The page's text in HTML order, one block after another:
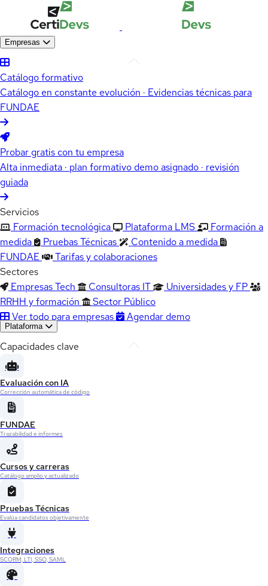
Empresas
Catálogo formativo
Catálogo en constante evolución · Evidencias técnicas para
FUNDAE
Probar gratis con tu empresa
Alta inmediata · plan formativo demo asignado · revisión
guiada
Servicios
Formación tecnológica
Plataforma LMS
Formación a
medida
Pruebas Técnicas
Contenido a medida
FUNDAE
Tarifas y colaboraciones
Sectores
Empresas Tech
Consultoras IT
Universidades y FP
RRHH y formación
Sector Público
Ver todo para empresas
Agendar demo
Plataforma
Capacidades clave
Evaluación con IA
Corrección automática de código
FUNDAE
Trazabilidad e informes
Cursos y carreras
Catálogo amplio y actualizado
Pruebas Técnicas
Evalúa candidatos objetivamente
Integraciones
SCORM, LTI, SSO, SAML